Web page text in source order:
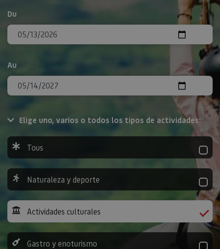
Du
Au
Elige uno, varios o todos los tipos de actividades:
Tous
Naturaleza y deporte
Actividades culturales
Gastro y enoturismo